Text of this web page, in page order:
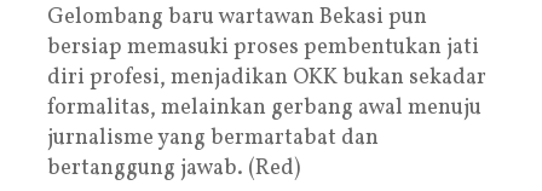
Gelombang baru wartawan Bekasi pun
bersiap memasuki proses pembentukan jati
diri profesi, menjadikan OKK bukan sekadar
formalitas, melainkan gerbang awal menuju
jurnalisme yang bermartabat dan
bertanggung jawab. (Red)